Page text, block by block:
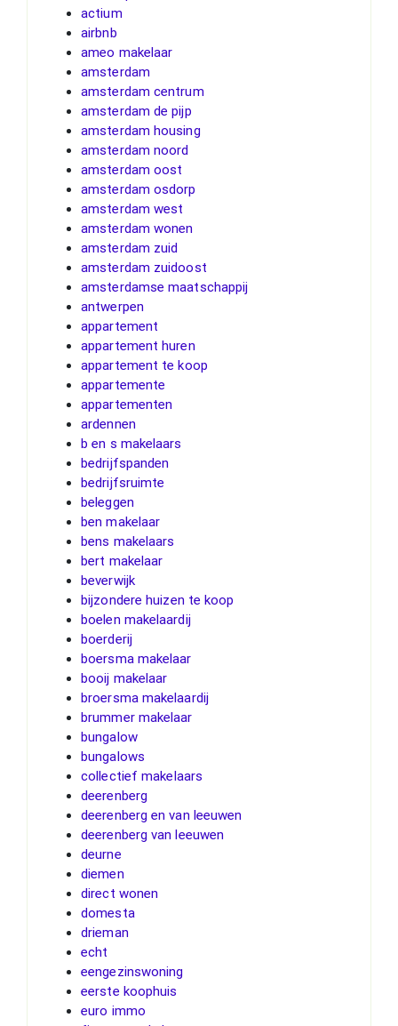
actium
airbnb
ameo makelaar
amsterdam
amsterdam centrum
amsterdam de pijp
amsterdam housing
amsterdam noord
amsterdam oost
amsterdam osdorp
amsterdam west
amsterdam wonen
amsterdam zuid
amsterdam zuidoost
amsterdamse maatschappij
antwerpen
appartement
appartement huren
appartement te koop
appartemente
appartementen
ardennen
b en s makelaars
bedrijfspanden
bedrijfsruimte
beleggen
ben makelaar
bens makelaars
bert makelaar
beverwijk
bijzondere huizen te koop
boelen makelaardij
boerderij
boersma makelaar
booij makelaar
broersma makelaardij
brummer makelaar
bungalow
bungalows
collectief makelaars
deerenberg
deerenberg en van leeuwen
deerenberg van leeuwen
deurne
diemen
direct wonen
domesta
drieman
echt
eengezinswoning
eerste koophuis
euro immo